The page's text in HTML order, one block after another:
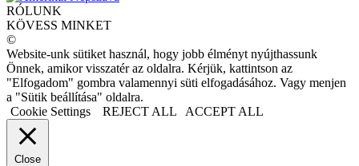
RÓLUNK
KÖVESS MINKET
©
Website-unk sütiket használ, hogy jobb élményt nyújthassunk
Önnek, amikor visszatér az oldalra. Kérjük, kattintson az
"Elfogadom" gombra valamennyi süti elfogadásához. Vagy menjen
a "Sütik beállítása" oldalra.
Cookie Settings
REJECT ALL ACCEPT ALL
Close